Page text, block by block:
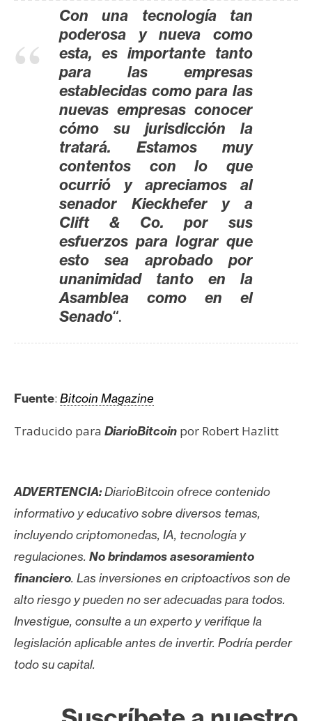
Con una tecnología tan
poderosa y nueva como
esta, es importante tanto
para las empresas
establecidas como para las
nuevas empresas conocer
cómo su jurisdicción la
tratará. Estamos muy
contentos con lo que
ocurrió y apreciamos al
senador Kieckhefer y a
Clift & Co. por sus
esfuerzos para lograr que
esto sea aprobado por
unanimidad tanto en la
Asamblea como en el
Senado“.
Fuente: Bitcoin Magazine
Traducido para DiarioBitcoin por Robert Hazlitt
ADVERTENCIA:DiarioBitcoin ofrece contenido
informativo y educativo sobre diversos temas,
incluyendo criptomonedas, IA, tecnología y
regulaciones. No brindamos asesoramiento
financiero. Las inversiones en criptoactivos son de
alto riesgo y pueden no ser adecuadas para todos.
Investigue, consulte a un experto y verifique la
legislación aplicable antes de invertir. Podría perder
todo su capital.